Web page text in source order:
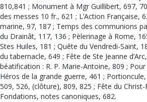
810,841 ; Monument à Mgr Guillibert, 697,
des messes 10 fr., 621 ; L’Action Française,
marine, 97, 187 ; Temps des communions
du Drainât, 117, 136 ; Pèlerinage à Rome,
Stes Huiles, 181 ; Quête du Vendredi-Saint,
du tabernacle, 649 ; Fête de Ste Jeanne
béatification : R. P. Marie-Antoine, 809 ;
Héros de la grande guerre, 461 ; Portioncule,
509, 526, (clôture), 809, 825 ; Fête du Christ-
Fondations, notes canoniques, 682.